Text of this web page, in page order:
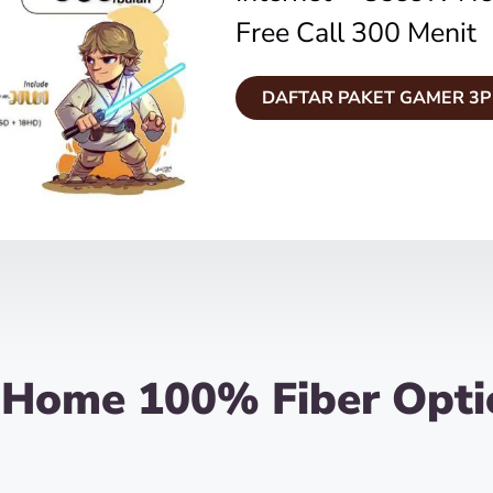
Free Call 300 Menit
DAFTAR PAKET GAMER 3P
100% Fiber